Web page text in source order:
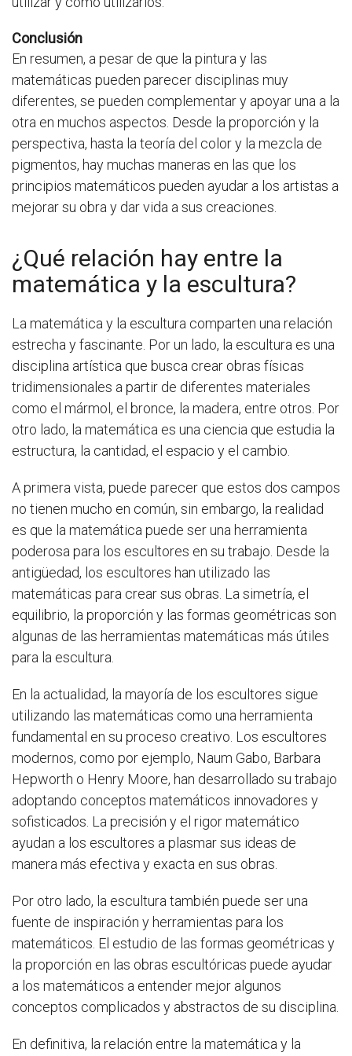
Conclusión
En resumen, a pesar de que la pintura y las
matemáticas pueden parecer disciplinas muy
diferentes, se pueden complementar y apoyar una a la
otra en muchos aspectos. Desde la proporción y la
perspectiva, hasta la teoría del color y la mezcla de
pigmentos, hay muchas maneras en las que los
principios matemáticos pueden ayudar a los artistas a
mejorar su obra y dar vida a sus creaciones.
¿Qué relación hay entre la
matemática y la escultura?
La matemática y la escultura comparten una relación
estrecha y fascinante. Por un lado, la escultura es una
disciplina artística que busca crear obras físicas
tridimensionales a partir de diferentes materiales
como el mármol, el bronce, la madera, entre otros. Por
otro lado, la matemática es una ciencia que estudia la
estructura, la cantidad, el espacio y el cambio.
A primera vista, puede parecer que estos dos campos
no tienen mucho en común, sin embargo, la realidad
es que la matemática puede ser una herramienta
poderosa para los escultores en su trabajo. Desde la
antigüedad, los escultores han utilizado las
matemáticas para crear sus obras. La simetría, el
equilibrio, la proporción y las formas geométricas son
algunas de las herramientas matemáticas más útiles
para la escultura.
En la actualidad, la mayoría de los escultores sigue
utilizando las matemáticas como una herramienta
fundamental en su proceso creativo. Los escultores
modernos, como por ejemplo, Naum Gabo, Barbara
Hepworth o Henry Moore, han desarrollado su trabajo
adoptando conceptos matemáticos innovadores y
sofisticados. La precisión y el rigor matemático
ayudan a los escultores a plasmar sus ideas de
manera más efectiva y exacta en sus obras.
Por otro lado, la escultura también puede ser una
fuente de inspiración y herramientas para los
matemáticos. El estudio de las formas geométricas y
la proporción en las obras escultóricas puede ayudar
a los matemáticos a entender mejor algunos
conceptos complicados y abstractos de su disciplina.
En definitiva, la relación entre la matemática y la